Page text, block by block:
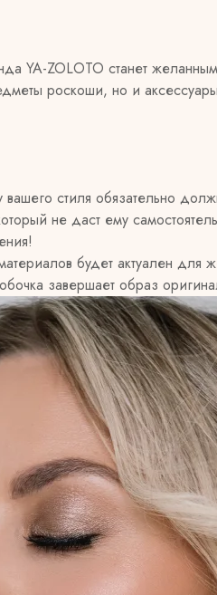
YA-ZOLOTO станет
роскоши, но и
вашего стиля обязательно
не даст ему
будет актуален
завершает образ